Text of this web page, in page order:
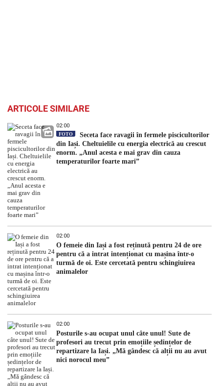
ARTICOLE SIMILARE
02:00
FOTO
Seceta face ravagii în fermele piscicultorilor
din Iași. Cheltuielile cu energia electrică au crescut
enorm. „Anul acesta e mai grav din cauza
temperaturilor foarte mari”
02:00
O femeie din Iași a fost reținută pentru 24 de ore
pentru că a intrat intenționat cu mașina într-o
turmă de oi. Este cercetată pentru schingiuirea
animalelor
02:00
Posturile s-au ocupat unul câte unul! Sute de
profesori au trecut prin emoțiile ședințelor de
repartizare la Iași. „Mă gândesc că alții nu au avut
nici norocul meu”